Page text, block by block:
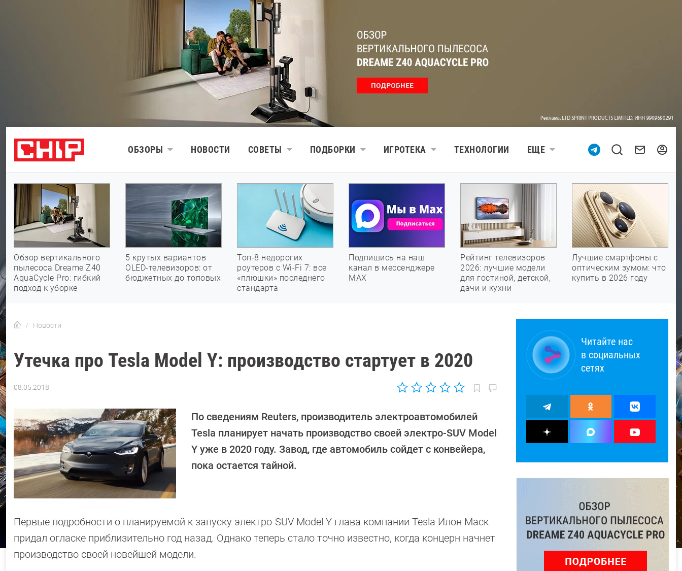
ОБЗОРЫ НОВОСТИ СОВЕТЫ ПОДБОРКИ ИГРОТЕКА ТЕХНОЛОГИИ ЕЩЕ
Обзор вертикального
пылесоса Dreame Z40
AquaCycle Pro: гибкий
подход к уборке
5 крутых вариантов
OLED-телевизоров: от
бюджетных до топовых
Топ-8 недорогих
роутеров с Wi-Fi 7: все
«плюшки» последнего
стандарта
Подпишись на наш
канал в мессенджере
МАХ
Рейтинг телевизоров
2026: лучшие модели
для гостиной, детской,
дачи и кухни
Лучшие смартфоны с
оптическим зумом: что
купить в 2026 году
Новости
Утечка про Tesla Model Y: производство стартует в 2020
08.05.2018
По сведениям Reuters, производитель электроавтомобилей
Tesla планирует начать производство своей электро-SUV Model
Y уже в 2020 году. Завод, где автомобиль сойдет с конвейера,
пока остается тайной.
Первые подробности о планируемой к запуску электро-SUV Model Y глава компании Tesla Илон Маск
придал огласке приблизительно год назад. Однако теперь стало точно известно, когда концерн начнет
производство своей новейшей модели.
Читайте нас
в социальных
сетях